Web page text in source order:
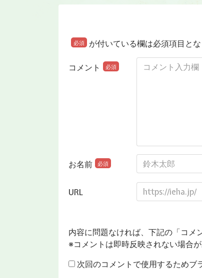
必須 が付いている欄は必須項目と
コメント 必須
お名前 必須
URL
内容に問題なければ、下記の「コメ
※コメントは即時反映されない場合が
次回のコメントで使用するためブ